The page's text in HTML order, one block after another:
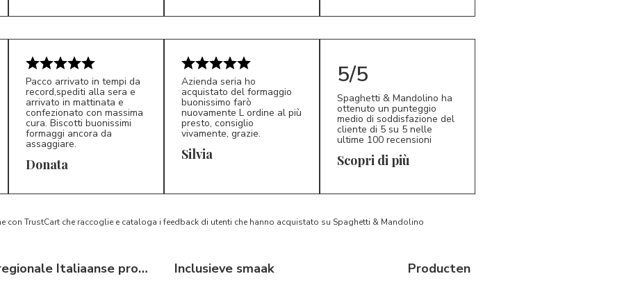
D*
Pacco arrivato in tempi da
record,spediti alla sera e
arrivato in mattinata e
confezionato con massima
cura. Biscotti buonissimi
formaggi ancora da
assaggiare.
Donata S*
Azienda seria ho
acquistato del formaggio
buonissimo farò
nuovamente L ordine al più
presto, consiglio
vivamente, grazie.
Silvia
5/5
Spaghetti & Mandolino ha
ottenuto un punteggio
medio di soddisfazione del
cliente di 5 su 5 nelle
ultime 100 recensioni
Scopri di più
con TrustCart che raccoglie e cataloga i feedback di utenti che hanno acquistato su Spaghetti & Mandolino
Typische regionale Italiaanse producten Inclusieve smaak Producten